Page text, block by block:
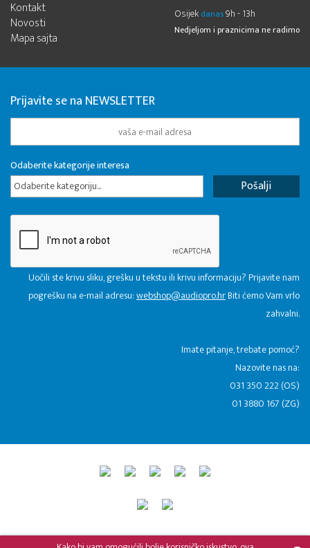
Kontakt
Novosti
Mapa sajta
Osijek danas9h - 13h
Nedjeljom i praznicima ne radimo
Prijavite se na NEWSLETTER
Odaberite kategorije interesa
Odaberite kategoriju...
Uočili ste krivu sliku, grešku u tekstu ili krivu informaciju? Prijavite nam
pogrešku na e-mail adresu:webshop@audiopro.hrBiti ćemo Vam vrlo
zahvalni.
​Imate pitanje, trebate pomoć?
Nazovite nas na:
031 350 222 (OS)
01 3880 167 (ZG)
© 2015 - 2026 Audio Pro Artist Developed by LABNET.RS